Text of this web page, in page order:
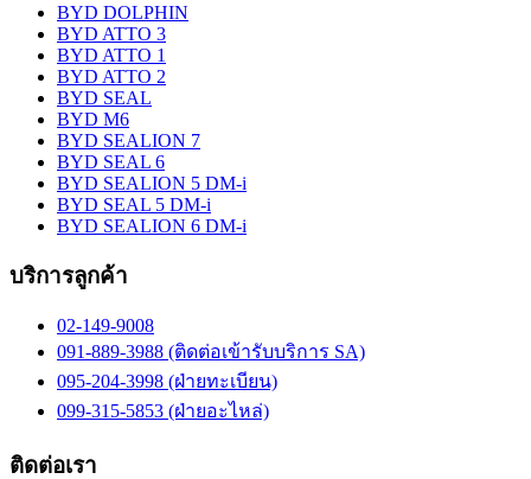
BYD DOLPHIN
BYD ATTO 3
BYD ATTO 1
BYD ATTO 2
BYD SEAL
BYD M6
BYD SEALION 7
BYD SEAL 6
BYD SEALION 5 DM-i
BYD SEAL 5 DM-i
BYD SEALION 6 DM-i
บริการลูกค้า
02-149-9008
091-889-3988 (ติดต่อเข้ารับบริการ SA)
095-204-3998 (ฝ่ายทะเบียน)
099-315-5853 (ฝ่ายอะไหล่)
ติดต่อเรา